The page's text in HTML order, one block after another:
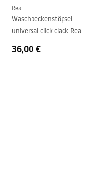
Form
Armaturloch
Rea
Waschbeckenstöpsel
universal click-clack Rea
36,00 €